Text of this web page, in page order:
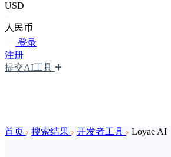
USD
人民币
登录
注册
提交AI工具
首页 搜索结果 开发者工具 Loyae AI